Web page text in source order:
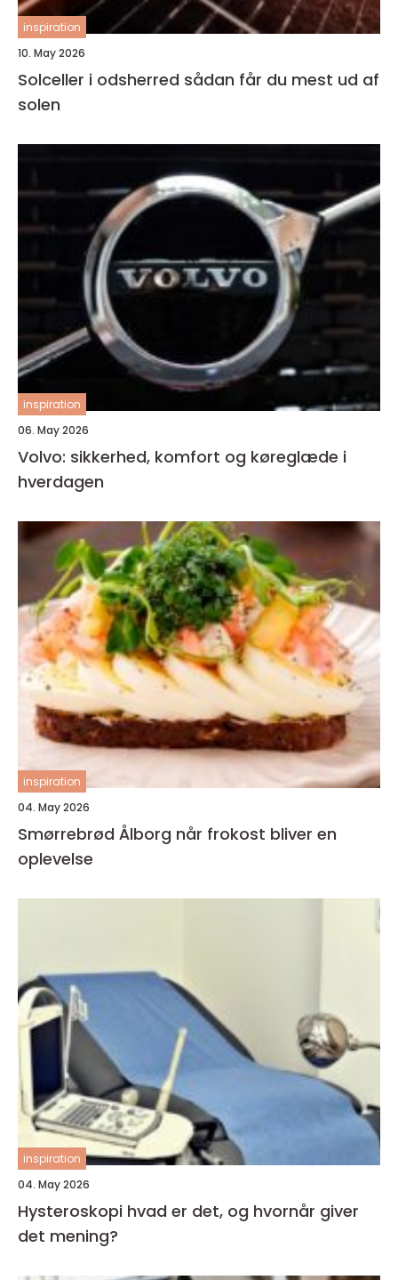
inspiration
10. May 2026
Solceller i odsherred sådan får du mest ud af
solen
inspiration
06. May 2026
Volvo: sikkerhed, komfort og køreglæde i
hverdagen
inspiration
04. May 2026
Smørrebrød Ålborg når frokost bliver en
oplevelse
inspiration
04. May 2026
Hysteroskopi hvad er det, og hvornår giver
det mening?